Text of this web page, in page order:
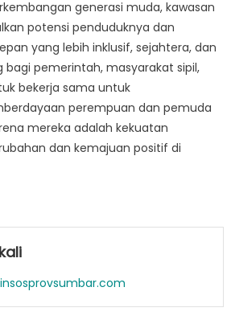
generasi muda, kawasan
potensi penduduknya dan
yang lebih inklusif, sejahtera, dan
bagi pemerintah, masyarakat sipil,
bekerja sama untuk
perempuan dan pemuda
mereka adalah kekuatan
dan kemajuan positif di